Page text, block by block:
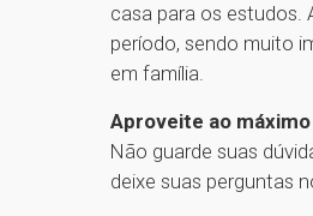
casa para os estudos.
período, sendo muito
em família.
Aproveite ao
Não guarde suas
deixe suas perguntas